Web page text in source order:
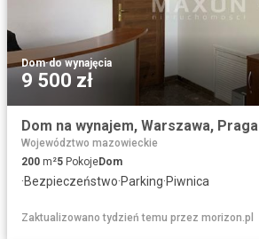
Dom·do wynajęcia
9 500 zł
Województwo mazowieckie
200 m²5 PokojeDom
·Bezpieczeństwo·Parking·Piwnica
Zaktualizowano tydzień temu przez morizon.pl